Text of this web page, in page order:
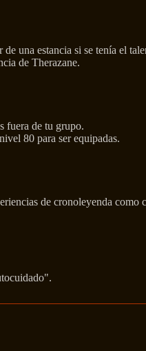
una estancia si se tenía el
de Therazane.
fuera de tu grupo.
80 para ser equipadas.
de cronoleyenda como